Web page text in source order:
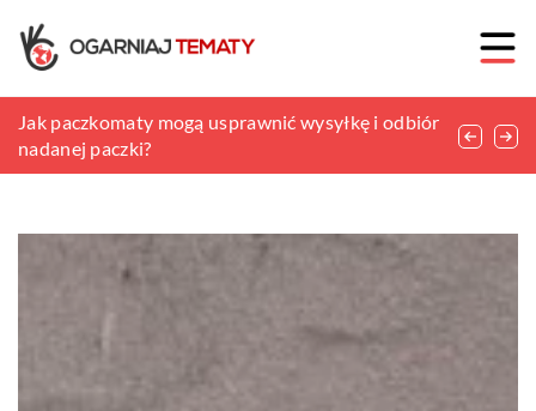
Jak pozbyć się kamienia z baterii łazienkowych?
Jak paczkomaty mogą usprawnić wysyłkę i odbiór
nadanej paczki?
Rodzaje firan jakie można zastosować w aranżacji
wnętrz